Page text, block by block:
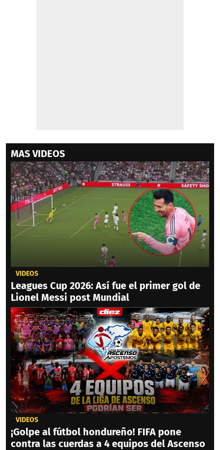
MAS VIDEOS
VIDEOS
Leagues Cup 2026: Así fue el primer gol de
Lionel Messi post Mundial
VIDEOS
¡Golpe al fútbol hondureño! FIFA pone
contra las cuerdas a 4 equipos del Ascenso